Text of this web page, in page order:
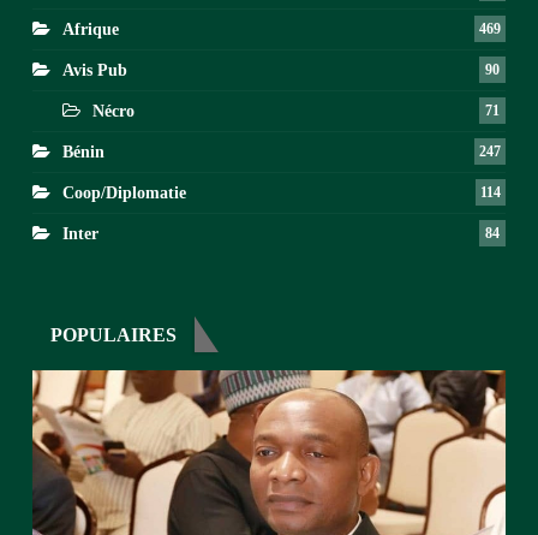
Afrique 469
Avis Pub 90
Nécro 71
Bénin 247
Coop/Diplomatie 114
Inter 84
POPULAIRES